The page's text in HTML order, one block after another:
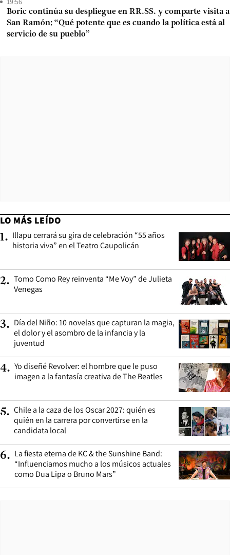
Boric continúa su despliegue en RR.SS. y comparte visita a
San Ramón: “Qué potente que es cuando la política está al
servicio de su pueblo”
LO MÁS LEÍDO
1. Illapu cerrará su gira de celebración “55 años
historia viva” en el Teatro Caupolicán
2. Tomo Como Rey reinventa “Me Voy” de Julieta
Venegas
3. Día del Niño: 10 novelas que capturan la magia,
el dolor y el asombro de la infancia y la
juventud
4. Yo diseñé Revolver: el hombre que le puso
imagen a la fantasía creativa de The Beatles
5. Chile a la caza de los Oscar 2027: quién es
quién en la carrera por convertirse en la
candidata local
6. La fiesta eterna de KC & the Sunshine Band:
“Influenciamos mucho a los músicos actuales
como Dua Lipa o Bruno Mars”